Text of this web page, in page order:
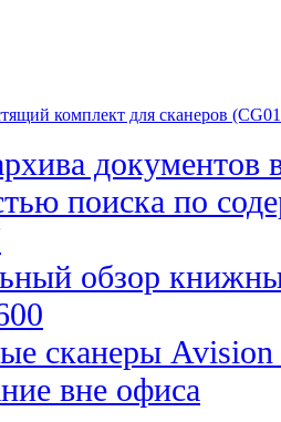
комплект для сканеров
документов
поиска по
обзор
сканеры Avision
вне офиса